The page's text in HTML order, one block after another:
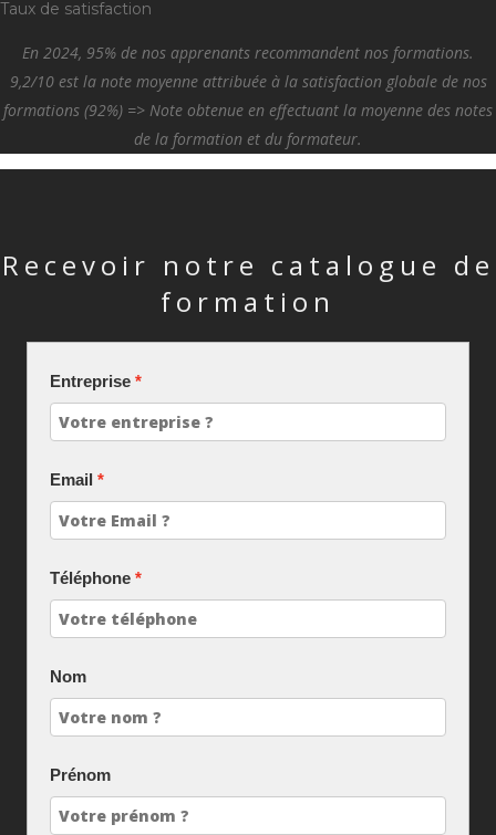
Taux de satisfaction
En 2024, 95% de nos apprenants recommandent nos formations.
9,2/10 est la note moyenne attribuée à la satisfaction globale de nos
formations (92%) => Note obtenue en effectuant la moyenne des notes
de la formation et du formateur.
Recevoir notre catalogue de
formation
Entreprise
Email
Téléphone
Nom
Prénom